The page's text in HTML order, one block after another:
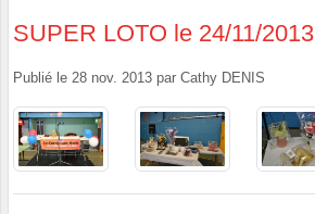
SUPER LOTO le 24/11/2013
Publié le 28 nov. 2013 par Cathy DENIS